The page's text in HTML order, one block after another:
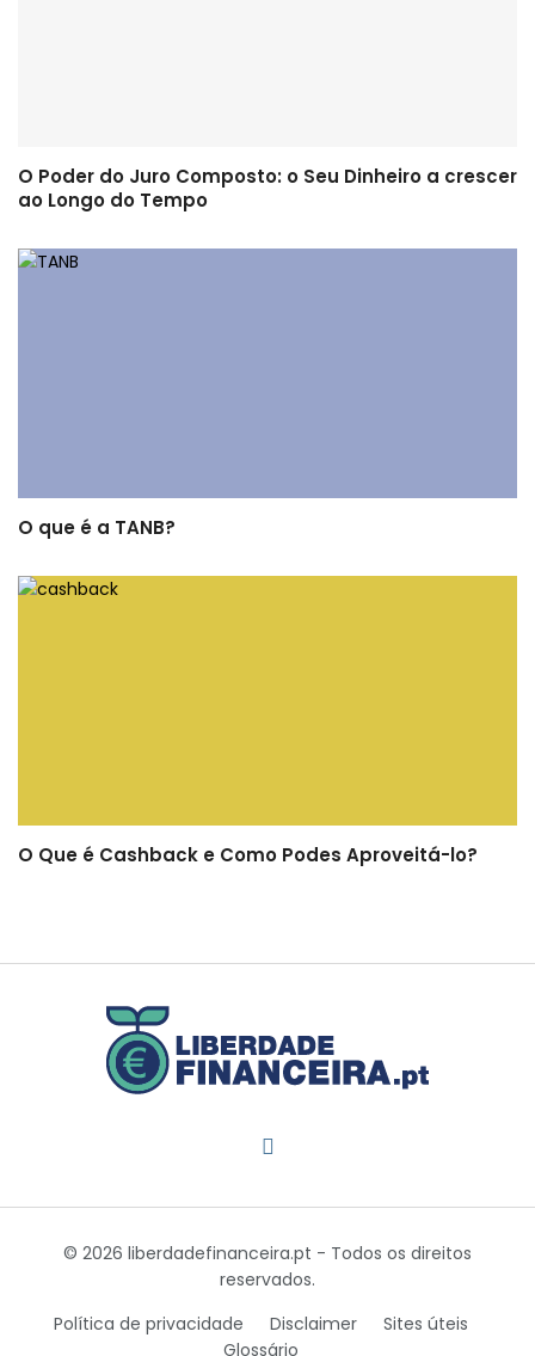
O Poder do Juro Composto: o Seu Dinheiro a crescer
ao Longo do Tempo
O que é a TANB?
O Que é Cashback e Como Podes Aproveitá-lo?
© 2026 liberdadefinanceira.pt - Todos os direitos
reservados.
Política de privacidade
Disclaimer
Sites úteis
Glossário